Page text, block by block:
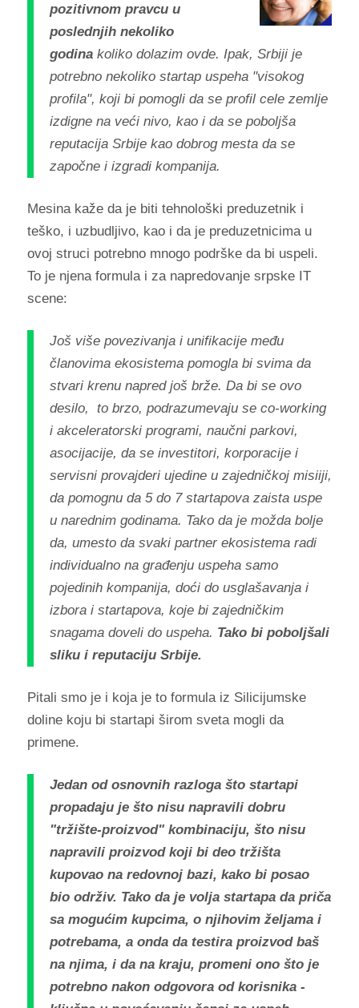
pozitivnom pravcu u
poslednjih nekoliko
godina koliko dolazim ovde. Ipak, Srbiji je
potrebno nekoliko startap uspeha "visokog
profila", koji bi pomogli da se profil cele zemlje
izdigne na veći nivo, kao i da se poboljša
reputacija Srbije kao dobrog mesta da se
započne i izgradi kompanija.
Mesina kaže da je biti tehnološki preduzetnik i
teško, i uzbudljivo, kao i da je preduzetnicima u
ovoj struci potrebno mnogo podrške da bi uspeli.
To je njena formula i za napredovanje srpske IT
scene:
Još više povezivanja i unifikacije među
članovima ekosistema pomogla bi svima da
stvari krenu napred još brže. Da bi se ovo
desilo, to brzo, podrazumevaju se co-working
i akceleratorski programi, naučni parkovi,
asocijacije, da se investitori, korporacije i
servisni provajderi ujedine u zajedničkoj misiiji,
da pomognu da 5 do 7 startapova zaista uspe
u narednim godinama. Tako da je možda bolje
da, umesto da svaki partner ekosistema radi
individualno na građenju uspeha samo
pojedinih kompanija, doći do usglašavanja i
izbora i startapova, koje bi zajedničkim
snagama doveli do uspeha. Tako bi poboljšali
sliku i reputaciju Srbije.
Pitali smo je i koja je to formula iz Silicijumske
doline koju bi startapi širom sveta mogli da
primene.
Jedan od osnovnih razloga što startapi
propadaju je što nisu napravili dobru
"tržište-proizvod" kombinaciju, što nisu
napravili proizvod koji bi deo tržišta
kupovao na redovnoj bazi, kako bi posao
bio održiv. Tako da je volja startapa da priča
sa mogućim kupcima, o njihovim željama i
potrebama, a onda da testira proizvod baš
na njima, i da na kraju, promeni ono što je
potrebno nakon odgovora od korisnika -